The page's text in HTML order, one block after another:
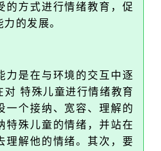
的方式进行情绪教育，促
的发展。
力是在与环境的交互中逐
对 特殊儿童进行情绪教育
一个接纳、宽容、理解的
特殊儿童的情绪，并站在
理解他的情绪。其次，要